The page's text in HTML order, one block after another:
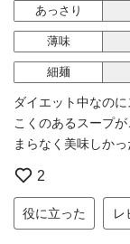
あっさり
薄味
細麺
ダイエット中なの
こくのあるスープ
まらなく美味しか
2
役に立った レ